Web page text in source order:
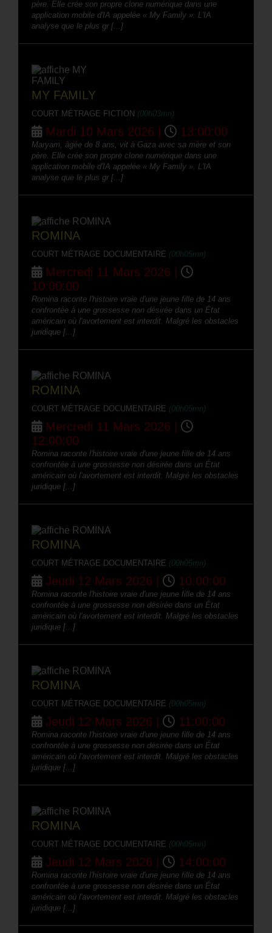
père. Elle crée son propre clone numérique dans une
application mobile d'IA appelée « My Family ». L'IA
analyse que le plus gr [...]
MY FAMILY
COURT MÉTRAGE FICTION (00h03mn)
Mardi 10 Mars 2026 | 13:00:00
Maryam, âgée de 8 ans, vit à Gaza avec sa mère et son
père. Elle crée son propre clone numérique dans une
application mobile d'IA appelée « My Family ». L'IA
analyse que le plus gr [...]
ROMINA
COURT MÉTRAGE DOCUMENTAIRE (00h05mn)
Mercredi 11 Mars 2026 |
10:00:00
Romina raconte l'histoire vraie d'une jeune fille de 14 ans
confrontée à une grossesse non désirée dans un État
américain où l'avortement est interdit. Malgré les obstacles
juridique [...]
ROMINA
COURT MÉTRAGE DOCUMENTAIRE (00h05mn)
Mercredi 11 Mars 2026 |
12:00:00
Romina raconte l'histoire vraie d'une jeune fille de 14 ans
confrontée à une grossesse non désirée dans un État
américain où l'avortement est interdit. Malgré les obstacles
juridique [...]
ROMINA
COURT MÉTRAGE DOCUMENTAIRE (00h05mn)
Jeudi 12 Mars 2026 | 10:00:00
Romina raconte l'histoire vraie d'une jeune fille de 14 ans
confrontée à une grossesse non désirée dans un État
américain où l'avortement est interdit. Malgré les obstacles
juridique [...]
ROMINA
COURT MÉTRAGE DOCUMENTAIRE (00h05mn)
Jeudi 12 Mars 2026 | 11:00:00
Romina raconte l'histoire vraie d'une jeune fille de 14 ans
confrontée à une grossesse non désirée dans un État
américain où l'avortement est interdit. Malgré les obstacles
juridique [...]
ROMINA
COURT MÉTRAGE DOCUMENTAIRE (00h05mn)
Jeudi 12 Mars 2026 | 14:00:00
Romina raconte l'histoire vraie d'une jeune fille de 14 ans
confrontée à une grossesse non désirée dans un État
américain où l'avortement est interdit. Malgré les obstacles
juridique [...]